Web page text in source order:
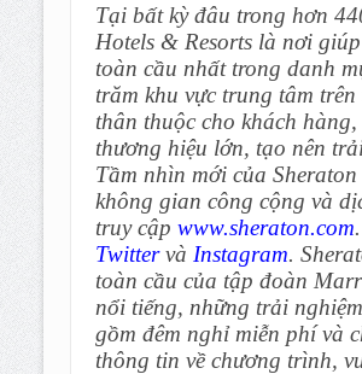
Tại bất kỳ đâu trong hơn
Hotels & Resorts là nơi
toàn cầu nhất trong danh
trăm khu vực trung tâm
thân thuộc cho khách
thương hiệu lớn, tạo nên
Tầm nhìn mới của
không gian công cộng và
truy cập www.sheraton.com
Twittervà Instagram.
toàn cầu của tập đoàn
nổi tiếng, những trải
gồm đêm nghỉ miễn phí và
thông tin về chương trình,